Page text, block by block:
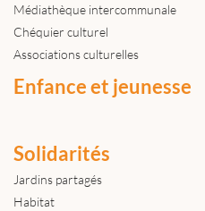
Médiathèque intercommunale
Chéquier culturel
Associations culturelles
Enfance et jeunesse
Solidarités
Jardins partagés
Habitat